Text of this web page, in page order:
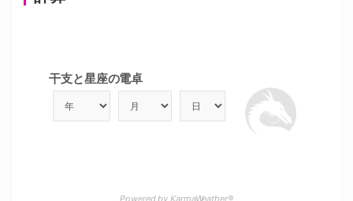
干支と星座の電卓
Powered by KarmaWeather®